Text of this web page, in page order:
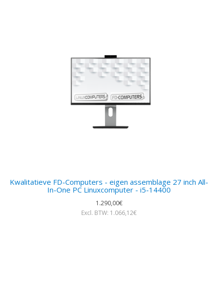
Kwalitatieve FD-Computers - eigen assemblage 27 inch All-
In-One PC Linuxcomputer - i5-14400
1.290,00€
Excl. BTW: 1.066,12€